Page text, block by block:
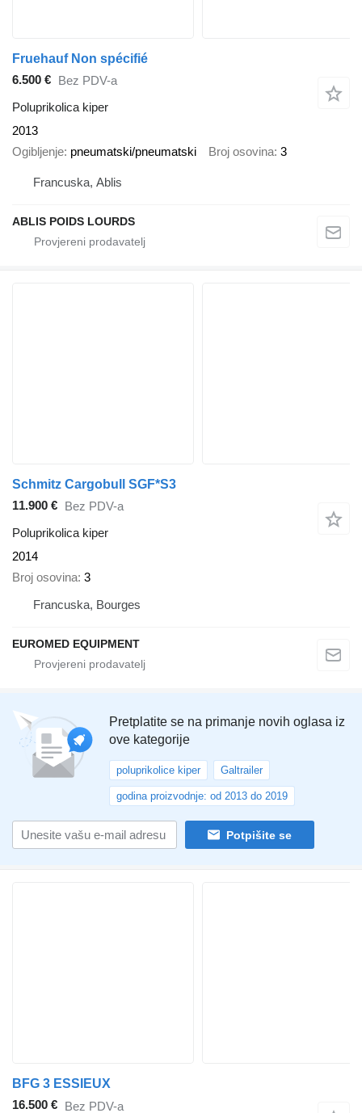
Fruehauf Non spécifié
6.500 € Bez PDV-a
Poluprikolica kiper
2013
Ogibljenje pneumatski/pneumatski Broj osovina 3
Francuska, Ablis
ABLIS POIDS LOURDS
Schmitz Cargobull SGF*S3
11.900 € Bez PDV-a
Poluprikolica kiper
2014
Broj osovina 3
Francuska, Bourges
EUROMED EQUIPMENT
Pretplatite se na primanje novih oglasa iz
ove kategorije
poluprikolice kiper Galtrailer
godina proizvodnje: od 2013 do 2019
Potpišite se
BFG 3 ESSIEUX
16.500 € Bez PDV-a